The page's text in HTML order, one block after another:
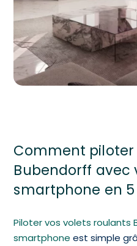
Comment piloter
Bubendorff avec
smartphone en
Piloter vos volets roulants
smartphone est simple